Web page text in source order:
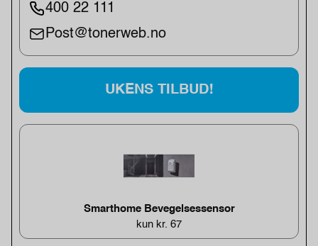
400 22 111
Post@tonerweb.no
UKENS TILBUD!
Smarthome Bevegelsessensor
kun kr. 67